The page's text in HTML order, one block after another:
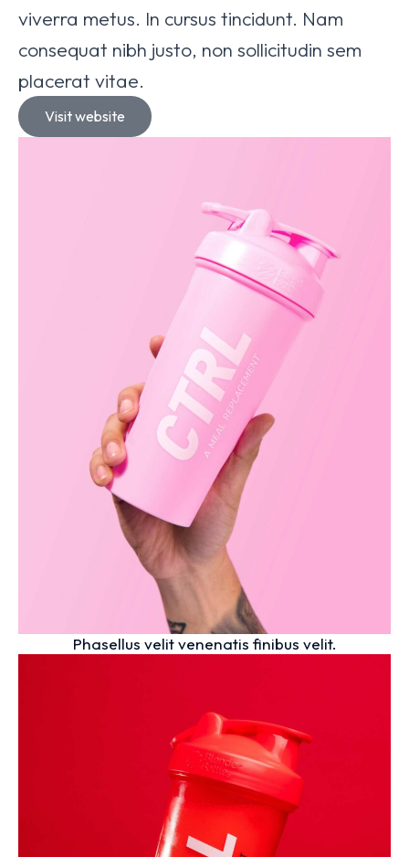
viverra metus. In cursus tincidunt. Nam
consequat nibh justo, non sollicitudin sem
placerat vitae.
Visit website
Phasellus velit venenatis finibus velit.